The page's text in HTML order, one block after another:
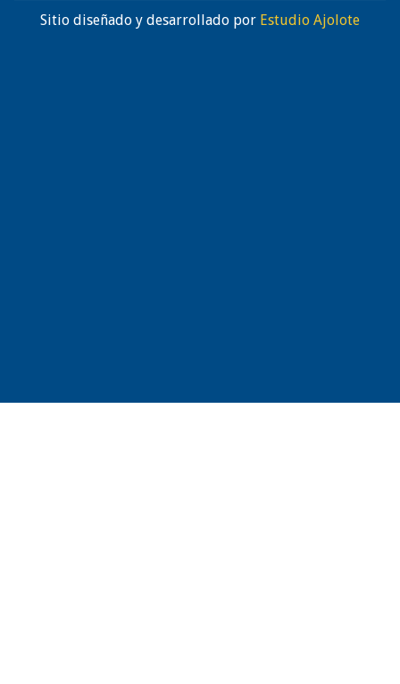
Sitio diseñado y desarrollado por Estudio Ajolote